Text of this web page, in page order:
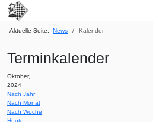
Aktuelle Seite: News Kalender
Terminkalender
Oktober,
2024
Nach Jahr
Nach Monat
Nach Woche
Heute